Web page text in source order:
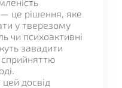
це рішення, яке
у тверезому
чи психоактивні
завадити
досвід